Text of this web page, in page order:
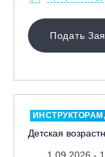
Подать
Детская